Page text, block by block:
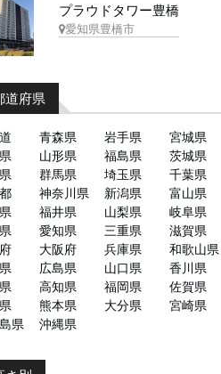
プラウドタワー豊橋
愛知県豊橋市
道府県
青森県 岩手県
宮城県
山形県 福島県
茨城県
群馬県 埼玉県
千葉県
神奈川県 新潟県
富山県
福井県 山梨県
岐阜県
愛知県 三重県
滋賀県
大阪府 兵庫県
和歌山県
広島県 山口県
香川県
高知県 福岡県
佐賀県
熊本県 大分県
宮崎県
県
沖縄県